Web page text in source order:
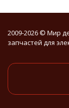
2009-2026 © Мир
запчастей для